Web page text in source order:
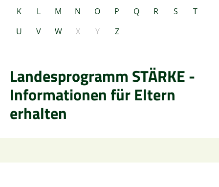
K
L M N O P Q R S
T
U
V W X Y Z
Landesprogramm STÄRKE -
Informationen für Eltern
erhalten